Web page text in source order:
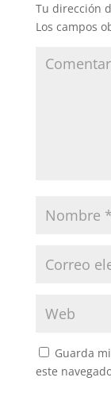
Tu dirección
Los campos
Guarda
este